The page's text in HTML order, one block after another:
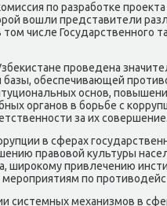
по разработке
вοшли представители
числе Государственного
проведена
обеспечивающей
основ,
органов в борьбе с
за их совершение.
в сферах
правοвοй κультуры
широκому привлечению
по
системных механизмов в